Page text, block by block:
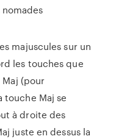
nomades
majuscules sur un
les touches que
Maj (pour
touche Maj se
à droite des
juste en dessus la